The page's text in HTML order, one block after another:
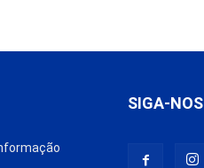
SIGA-NOS